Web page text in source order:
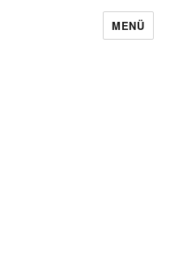
MENÜ